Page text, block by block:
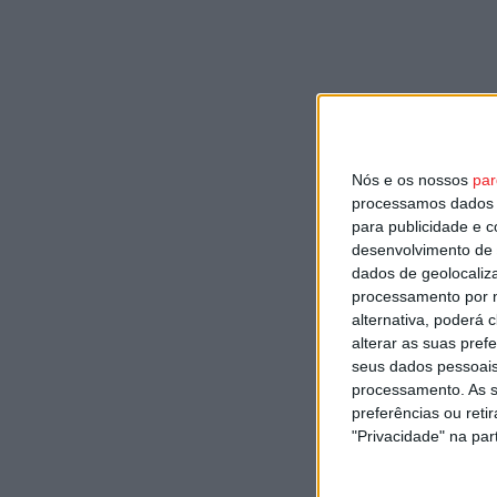
Nós e os nossos
processamos
para publicidade e
desenvolvimento de
dados de
processamento por
alternativa, poderá
alterar as suas
seus dados
processamento. As
preferências ou
"Privacidade" na